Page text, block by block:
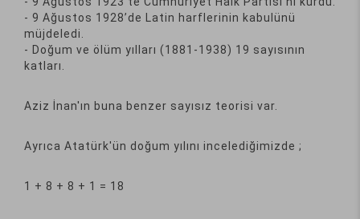
- 9 Ağustos 1928’de Latin harflerinin kabulünü
müjdeledi.
- Doğum ve ölüm yılları (1881-1938) 19 sayısının
katları.
Aziz İnan'ın buna benzer sayısız teorisi var.
Ayrıca Atatürk'ün doğum yılını incelediğimizde ;
1 + 8 + 8 + 1 = 18